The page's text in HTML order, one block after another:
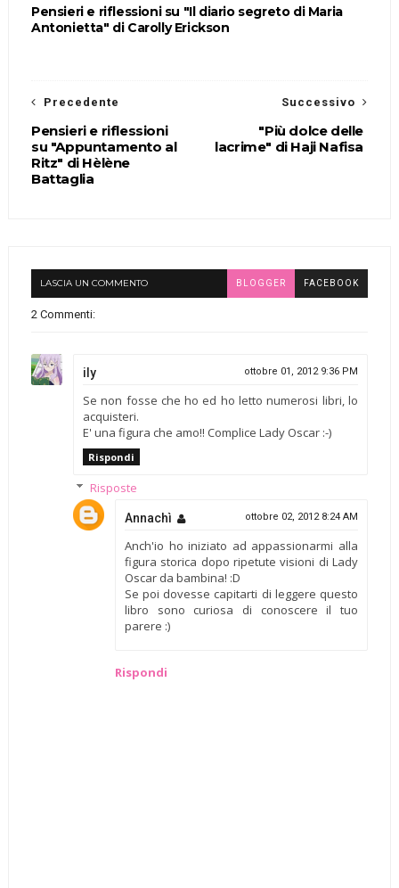
Pensieri e riflessioni su "Il diario segreto di Maria
Antonietta" di Carolly Erickson
Successivo
"Più dolce delle
lacrime" di Haji Nafisa
Precedente
Pensieri e riflessioni
su "Appuntamento al
Ritz" di Hèlène
Battaglia
LASCIA UN COMMENTO BLOGGER FACEBOOK
2 Commenti:
ily ottobre 01, 2012 9:36 PM
Se non fosse che ho ed ho letto numerosi libri, lo
acquisteri.
E' una figura che amo!! Complice Lady Oscar :-)
Rispondi
Risposte
Annachì ottobre 02, 2012 8:24 AM
Anch'io ho iniziato ad appassionarmi alla
figura storica dopo ripetute visioni di Lady
Oscar da bambina! :D
Se poi dovesse capitarti di leggere questo
libro sono curiosa di conoscere il tuo
parere :)
Rispondi